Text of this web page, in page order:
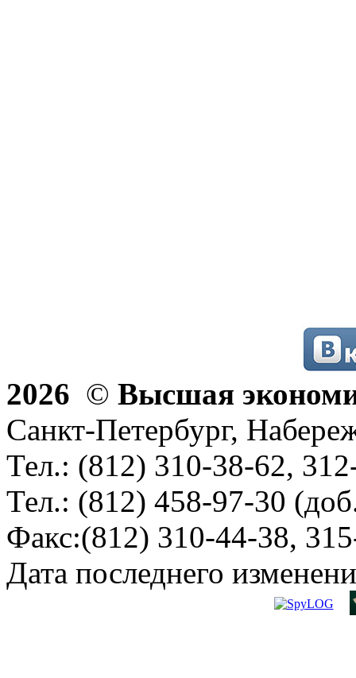
2026 © Высшая
Санкт-Петербург,
Тел.: (812) 310-38-62,
Тел.: (812) 458-97-30
Факс:(812) 310-44-38,
Дата последнего